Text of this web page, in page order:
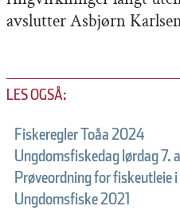
avslutter Asbjørn
LES OGSÅ:
Fiskeregler Toåa 2024
Ungdomsfiskedag lørdag 7.
Prøveordning for fiskeutleie
Ungdomsfiske 2021